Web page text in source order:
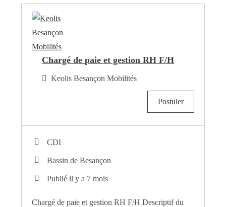
Chargé de paie et gestion RH F/H
Keolis Besançon Mobilités
Postuler
CDI
Bassin de Besançon
Publié il y a 7 mois
Chargé de paie et gestion RH F/H Descriptif du